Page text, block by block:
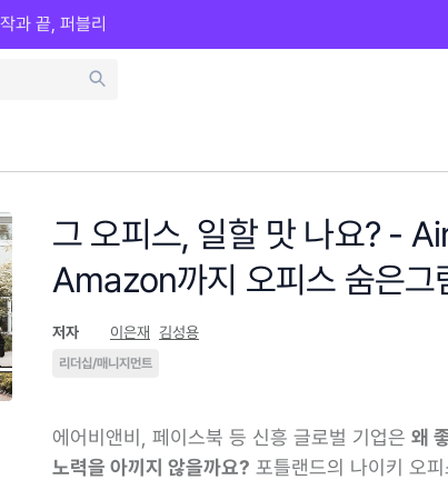
과 끝, 퍼블리
그 오피스, 일할 맛 나요? -
Amazon까지 오피스 숨은그
저자 이은재 김성용
리더십/매니지먼트
에어비앤비, 페이스북 등 신흥 글로벌 기업은 왜
노력을 아끼지 않을까요? 포틀랜드의 나이키 오